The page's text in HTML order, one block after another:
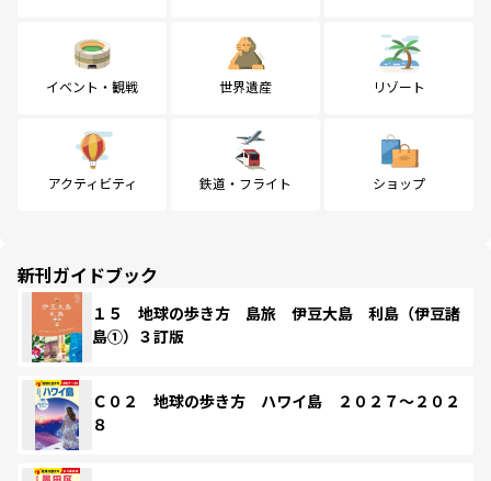
イベント・観戦 世界遺産 リゾート
アクティビティ 鉄道・フライト ショップ
新刊ガイドブック
１５ 地球の歩き方 島旅 伊豆大島 利島（伊豆諸
島①）３訂版
Ｃ０２ 地球の歩き方 ハワイ島 ２０２７～２０２
８